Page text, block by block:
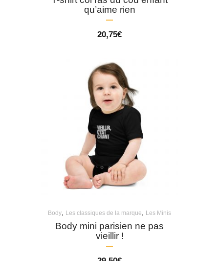
qu’aime rien
20,75€
Body Les classiques de la marque Les Minis
Body mini parisien ne pas
vieillir !